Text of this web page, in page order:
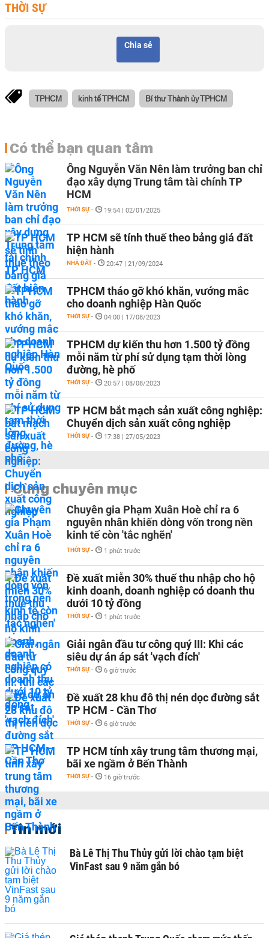
THỜI SỰ
Chia sẻ
TPHCM kinh tế TPHCM Bí thư Thành ủy TPHCM
Có thể bạn quan tâm
Ông Nguyễn Văn Nên làm trưởng ban chỉ
đạo xây dựng Trung tâm tài chính TP
HCM
THỜI SỰ - 19:54 | 02/01/2025
TP HCM sẽ tính thuế theo bảng giá đất
hiện hành
NHÀ ĐẤT - 20:47 | 21/09/2024
TPHCM tháo gỡ khó khăn, vướng mắc
cho doanh nghiệp Hàn Quốc
THỜI SỰ - 04:00 | 17/08/2023
TPHCM dự kiến thu hơn 1.500 tỷ đồng
mỗi năm từ phí sử dụng tạm thời lòng
đường, hè phố
THỜI SỰ - 20:57 | 08/08/2023
TP HCM bắt mạch sản xuất công nghiệp:
Chuyển dịch sản xuất công nghiệp
THỜI SỰ - 17:38 | 27/05/2023
Cùng chuyên mục
Chuyên gia Phạm Xuân Hoè chỉ ra 6
nguyên nhân khiến dòng vốn trong nền
kinh tế còn 'tắc nghẽn'
THỜI SỰ - 1 phút trước
Đề xuất miễn 30% thuế thu nhập cho hộ
kinh doanh, doanh nghiệp có doanh thu
dưới 10 tỷ đồng
THỜI SỰ - 1 phút trước
Giải ngân đầu tư công quý III: Khi các
siêu dự án áp sát 'vạch đích'
THỜI SỰ - 6 giờ trước
Đề xuất 28 khu đô thị nén dọc đường sắt
TP HCM - Cần Thơ
THỜI SỰ - 6 giờ trước
TP HCM tính xây trung tâm thương mại,
bãi xe ngầm ở Bến Thành
THỜI SỰ - 16 giờ trước
Tin mới
Bà Lê Thị Thu Thủy gửi lời chào tạm biệt
VinFast sau 9 năm gắn bó